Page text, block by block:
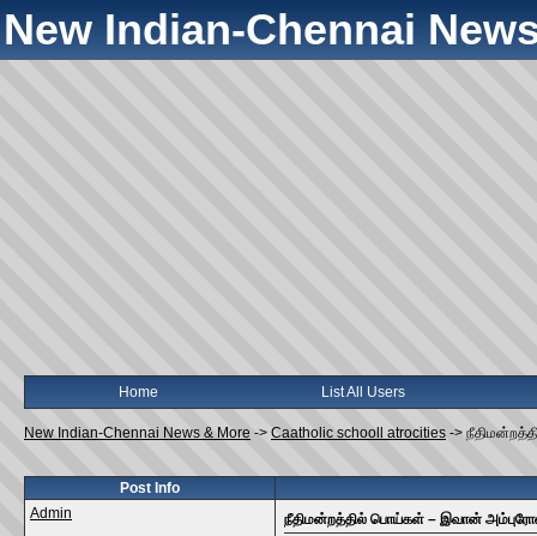
New Indian-Chennai
Home List All Users
New Indian-Chennai News & More -> Caatholic schooll atrocities ->
Post Info
Admin
நீதிமன்றத்தில் பொய்கள் – இவான்